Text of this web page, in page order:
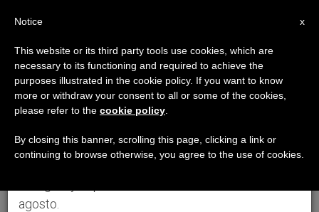
×
Aviso importante
Del 27 de julio al 7 de agosto haremos la pausa
anual, aprovechando que en el periodo de verano
se generan menos informaciones y también el
agosto.
x
Notice
This website or its third party tools use cookies, which are
necessary to its functioning and required to achieve the
purposes illustrated in the cookie policy. If you want to know
more or withdraw your consent to all or some of the cookies,
please refer to the cookie policy
By closing this banner, scrolling this page, clicking a link or
continuing to browse otherwise, you agree to the use of cookies.